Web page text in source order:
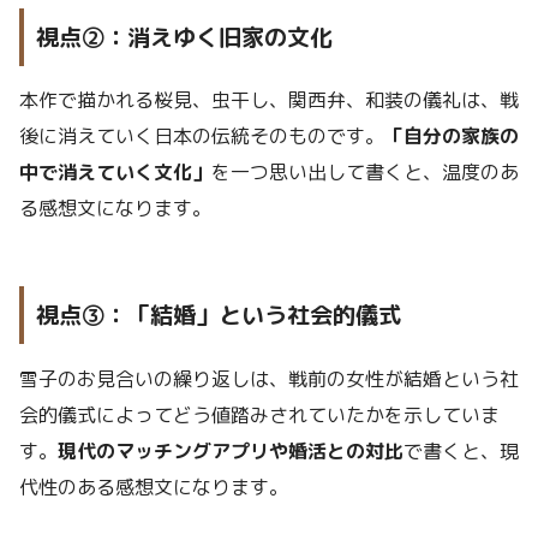
視点②：消えゆく旧家の文化
本作で描かれる桜見、虫干し、関西弁、和装の儀礼は、戦
後に消えていく日本の伝統そのものです。
「自分の家族の
中で消えていく文化」 を一つ思い出して書くと、温度のあ
る感想文になります。
視点③：「結婚」という社会的儀式
雪子のお見合いの繰り返しは、戦前の女性が結婚という社
会的儀式によってどう値踏みされていたかを示していま
す。 現代のマッチングアプリや婚活との対比で書くと、現
代性のある感想文になります。